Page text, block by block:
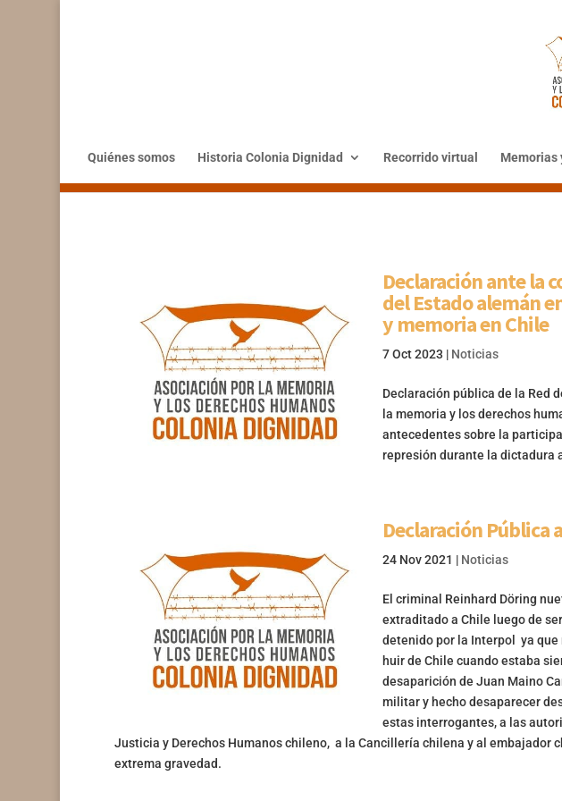
Quiénes somos Historia Colonia Dignidad Recorrido virtual Memorias
Declaración ante la
del Estado alemán
y memoria en Chile
7 Oct 2023 | Noticias
Declaración pública de la Red
la memoria y los derechos
antecedentes sobre la
represión durante la dictadura
Declaración Pública
24 Nov 2021 | Noticias
El criminal Reinhard Döring
extraditado a Chile luego de
detenido por la Interpol ya
huir de Chile cuando estaba
desaparición de Juan Maino
militar y hecho desaparecer
estas interrogantes, a las
Justicia y Derechos Humanos chileno, a la Cancillería chilena y al embajador
extrema gravedad.